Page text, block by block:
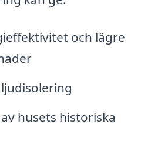
och lägre
husets historiska